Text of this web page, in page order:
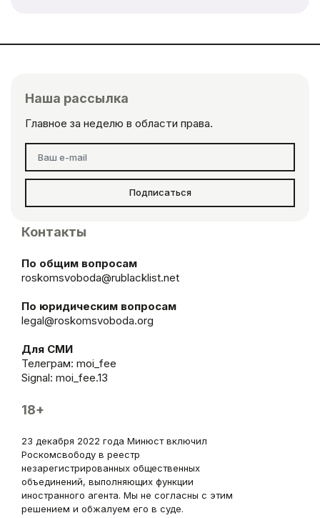
Наша рассылка
Главное за неделю в области права.
Подписаться
Контакты
По общим вопросам
roskomsvoboda@rublacklist.net
По юридическим вопросам
legal@roskomsvoboda.org
Для СМИ
Телеграм: moi_fee
Signal: moi_fee.13
18+
23 декабря 2022 года Минюст включил
Роскомсвободу в реестр
незарегистрированных общественных
объединений, выполняющих функции
иностранного агента. Мы не согласны с этим
решением и обжалуем его в суде.